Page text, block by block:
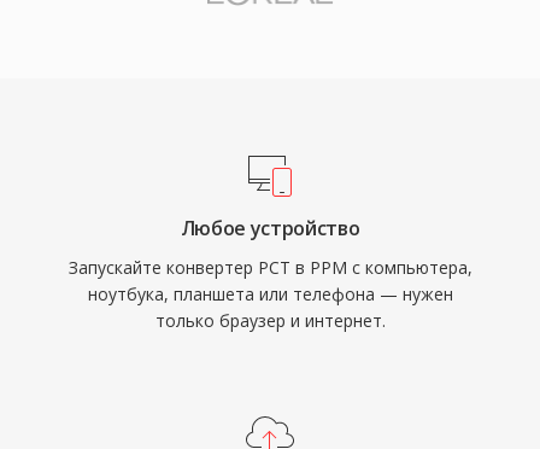
Любое устройство
Запускайте конвертер PCT в PPM с компьютера,
ноутбука, планшета или телефона — нужен
только браузер и интернет.